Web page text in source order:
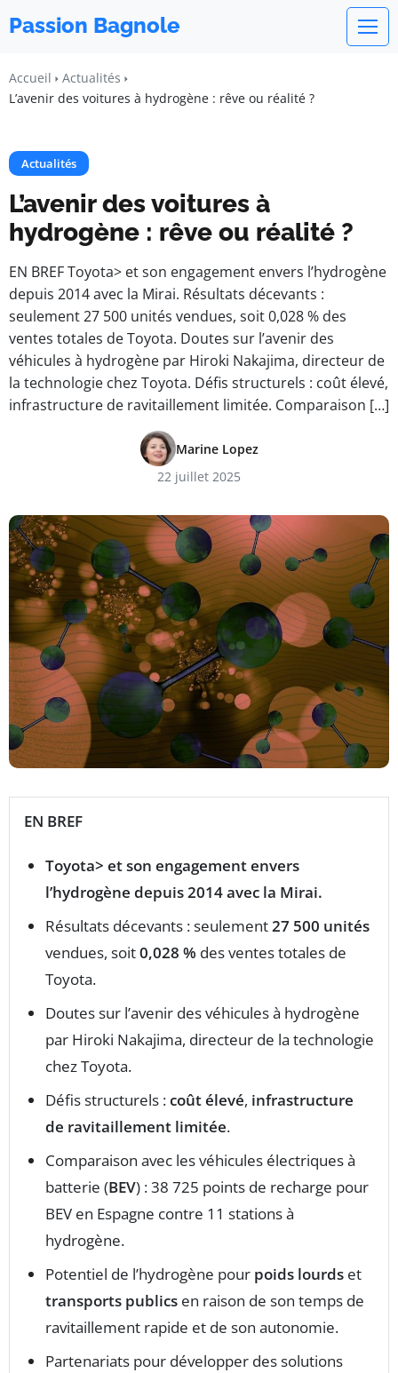
Passion Bagnole
Accueil
Actualités
L’avenir des voitures à hydrogène : rêve ou réalité ?
Actualités
L’avenir des voitures à
hydrogène : rêve ou réalité ?
EN BREF Toyota> et son engagement envers l’hydrogène
depuis 2014 avec la Mirai. Résultats décevants :
seulement 27 500 unités vendues, soit 0,028 % des
ventes totales de Toyota. Doutes sur l’avenir des
véhicules à hydrogène par Hiroki Nakajima, directeur de
la technologie chez Toyota. Défis structurels : coût élevé,
infrastructure de ravitaillement limitée. Comparaison […]
Marine Lopez
22 juillet 2025
EN BREF
Toyota> et son engagement envers
l’hydrogène depuis 2014 avec la Mirai.
Résultats décevants : seulement27 500 unités
vendues, soit0,028 % des ventes totales de
Toyota.
Doutes sur l’avenir des véhicules à hydrogène
par Hiroki Nakajima, directeur de la technologie
chez Toyota.
Défis structurels :coût élevé, infrastructure
de ravitaillement limitée.
Comparaison avec les véhicules électriques à
batterie (BEV) : 38 725 points de recharge pour
BEV en Espagne contre 11 stations à
hydrogène.
Potentiel de l’hydrogène pour poids lourds et
transports publics en raison de son temps de
ravitaillement rapide et de son autonomie.
Partenariats pour développer des solutions